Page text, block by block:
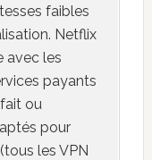
faibles
Netflix
avec les
payants
ou
pour
les VPN